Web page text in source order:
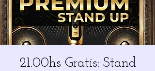
21.00hs Gratis: Stand